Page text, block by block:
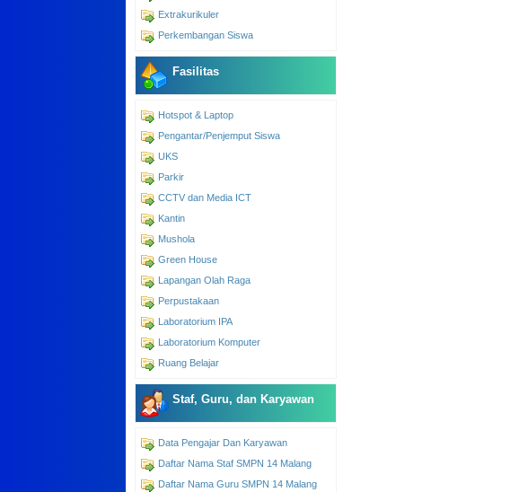
Extrakurikuler
Perkembangan Siswa
Fasilitas
Hotspot & Laptop
Pengantar/Penjemput Siswa
UKS
Parkir
CCTV dan Media ICT
Kantin
Mushola
Green House
Lapangan Olah Raga
Perpustakaan
Laboratorium IPA
Laboratorium Komputer
Ruang Belajar
Staf, Guru, dan Karyawan
Data Pengajar Dan Karyawan
Daftar Nama Staf SMPN 14 Malang
Daftar Nama Guru SMPN 14 Malang